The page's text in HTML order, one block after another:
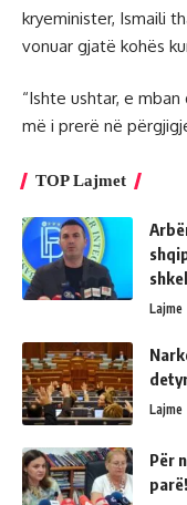
kryeminister, Ismaili
vonuar gjatë kohës
“Ishte ushtar, e
më i prerë në
TOP Lajmet
Lajme
Lajme
Për